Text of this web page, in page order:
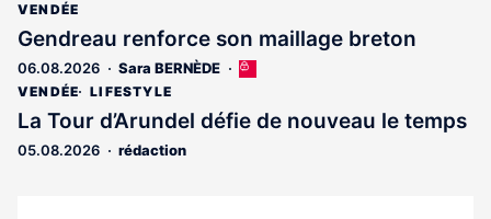
réservé
VENDÉE
Gendreau renforce son maillage breton
06.08.2026 Sara BERNÈDE
Cet
réservé
VENDÉE LIFESTYLE
La Tour d’Arundel défie de nouveau le temps
05.08.2026 rédaction